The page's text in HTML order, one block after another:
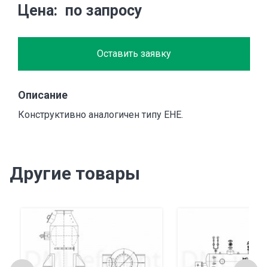
Цена по запросу
Оставить заявку
Описание
Конструктивно аналогичен типу EHE.
Другие товары